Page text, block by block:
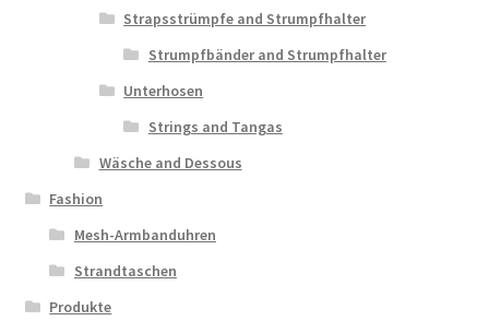
Strapsstrümpfe and Strumpfhalter
Strumpfbänder and Strumpfhalter
Unterhosen
Strings and Tangas
Wäsche and Dessous
Fashion
Mesh-Armbanduhren
Strandtaschen
Produkte